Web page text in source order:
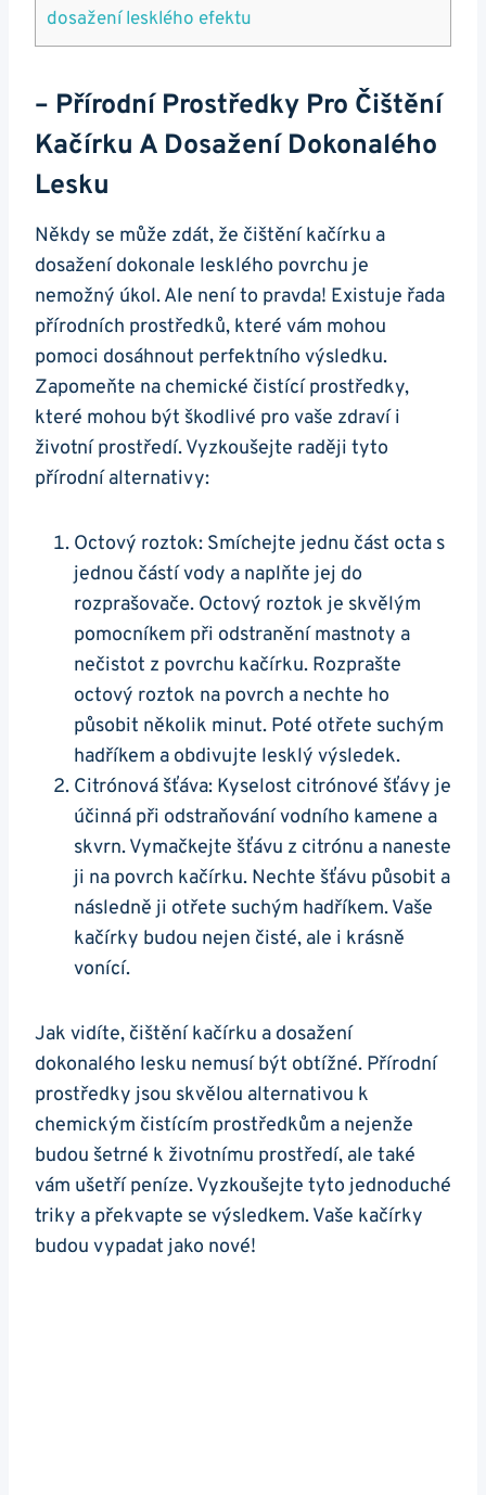
dosažení lesklého ‌efektu
– Přírodní⁣ Prostředky Pro Čištění
Kačírku A Dosažení⁤ Dokonalého
Lesku
Někdy⁤ se může zdát,​ že čištění kačírku ‍a
dosažení dokonale lesklého povrchu je
nemožný úkol.​ Ale není to pravda! Existuje řada
přírodních prostředků,⁢ které​ vám mohou⁤
pomoci dosáhnout⁣ perfektního výsledku.
Zapomeňte na chemické čistící prostředky,
které mohou být škodlivé pro vaše zdraví i
životní prostředí. Vyzkoušejte⁢ raději tyto​
přírodní alternativy:
Octový roztok: ‍Smíchejte ‍jednu ⁤část octa s
jednou částí⁤ vody a naplňte jej do
‍rozprašovače. Octový roztok je skvělým
pomocníkem při ‍odstranění mastnoty a
nečistot z povrchu kačírku. Rozprašte
‍octový roztok na povrch a nechte ho
‍působit několik minut. ⁢Poté otřete‌ suchým
hadříkem a obdivujte lesklý výsledek.
Citrónová šťáva:⁤ Kyselost citrónové šťávy ⁢je⁣
účinná při odstraňování vodního kamene a
skvrn. Vymačkejte šťávu ‍z⁢ citrónu a naneste⁤
ji na povrch kačírku. Nechte šťávu působit a
následně ji otřete suchým hadříkem. Vaše
kačírky budou nejen čisté, ale ⁤i‍ krásně⁢
vonící.
Jak vidíte, čištění kačírku a dosažení
dokonalého ‌lesku nemusí⁣ být obtížné. Přírodní
prostředky jsou ‍skvělou alternativou k
chemickým čistícím prostředkům a nejenže
budou šetrné k životnímu prostředí, ​ale také
⁤vám ušetří ⁣peníze. Vyzkoušejte​ tyto jednoduché
triky a ⁤překvapte se výsledkem. Vaše kačírky
budou vypadat jako‌ nové!